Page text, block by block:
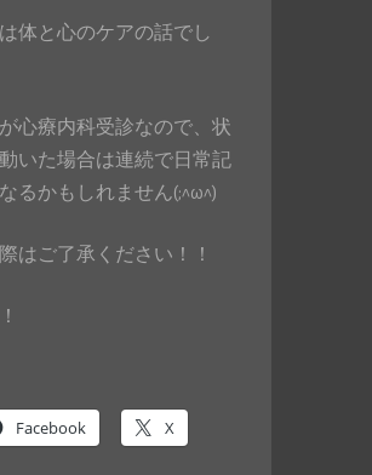
体と心のケアの話でし
心療内科受診なので、状
いた場合は連続で日常記
るかもしれません(;^ω^)
はご了承ください！！
Facebook X